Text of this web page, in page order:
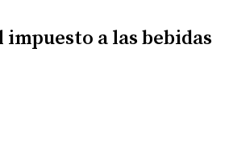
a las bebidas